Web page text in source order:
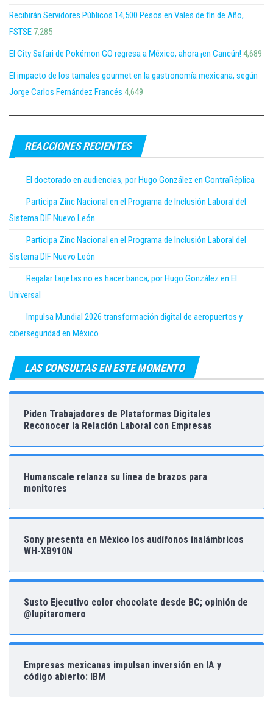
Recibirán Servidores Públicos 14,500 Pesos en Vales de fin de Año,
FSTSE 7,285
El City Safari de Pokémon GO regresa a México, ahora ¡en Cancún! 4,689
El impacto de los tamales gourmet en la gastronomía mexicana, según
Jorge Carlos Fernández Francés 4,649
REACCIONES RECIENTES
El doctorado en audiencias, por Hugo González en ContraRéplica
Participa Zinc Nacional en el Programa de Inclusión Laboral del
Sistema DIF Nuevo León
Participa Zinc Nacional en el Programa de Inclusión Laboral del
Sistema DIF Nuevo León
Regalar tarjetas no es hacer banca; por Hugo González en El
Universal
Impulsa Mundial 2026 transformación digital de aeropuertos y
ciberseguridad en México
LAS CONSULTAS EN ESTE MOMENTO
Piden Trabajadores de Plataformas Digitales
Reconocer la Relación Laboral con Empresas
Humanscale relanza su línea de brazos para
monitores
Sony presenta en México los audífonos inalámbricos
WH-XB910N
Susto Ejecutivo color chocolate desde BC; opinión de
@lupitaromero
Empresas mexicanas impulsan inversión en IA y
código abierto: IBM